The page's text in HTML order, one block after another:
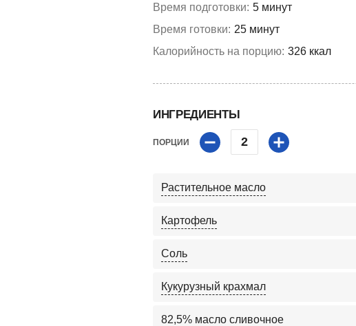
Время подготовки: 5 минут
Время готовки: 25 минут
Калорийность на порцию: 326 ккал
ИНГРЕДИЕНТЫ
ПОРЦИИ 2
Растительное масло
Картофель
Соль
Кукурузный крахмал
82,5% масло сливочное